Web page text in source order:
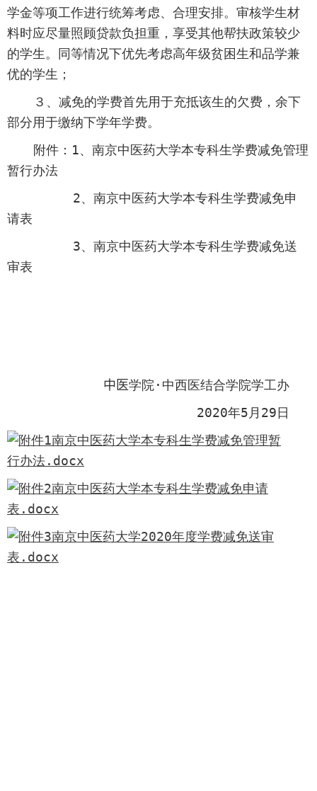
学金等项工作进行统筹考虑、合理安排。审核学生材
料时应尽量照顾贷款负担重，享受其他帮扶政策较少
的学生。
同等情况下优先考虑高年级贫困生和品学兼
优的学生；
３、减免的学费首先用于充抵该生的欠费，余下
部分用于缴纳下学年学费。
附件： 1、南京中医药大学本专科生学费减免管理
暂行办法
2、南京中医药大学本专科生学费减免申
请表
3、南京中医药大学本专科生学费减免送
审表
中医学院·中西医结合学院学工办
2020年5 月 29日
附件1南京中医药大学本专科生学费减免管理暂
行办法.docx
附件2南京中医药大学本专科生学费减免申请
表.docx
附件3南京中医药大学2020年度学费减免送审
表.docx